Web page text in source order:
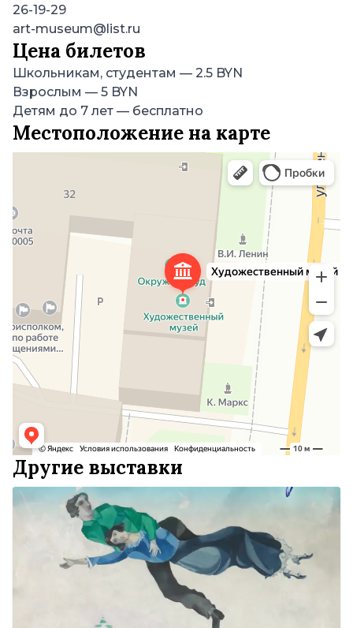
26-19-29
art-museum@list.ru
Цена билетов
Школьникам, студентам — 2.5 BYN
Взрослым — 5 BYN
Детям до 7 лет — бесплатно
Местоположение на карте
Другие выставки